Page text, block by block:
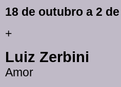
18 de outubro a 2
+
Luiz Zerbini
Amor